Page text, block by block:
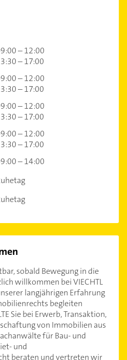
– 12:00
– 17:00
– 12:00
– 17:00
– 12:00
– 17:00
– 12:00
– 17:00
– 14:00
sobald Bewegung in die
willkommen bei VIECHTL
langjährigen Erfahrung
begleiten
Sie bei Erwerb, Transaktion,
von Immobilien aus
für Bau- und
und
beraten und vertreten wir